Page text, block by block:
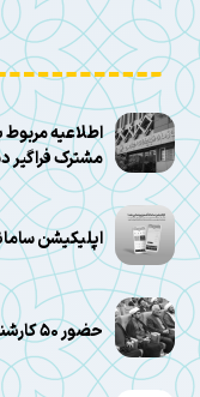
اطلاعیه
مشترک فراگیر
اپلیکیشن
حضور ۵۰ کارشناس در نخستین رویداد منطقه‌ای قرآنی